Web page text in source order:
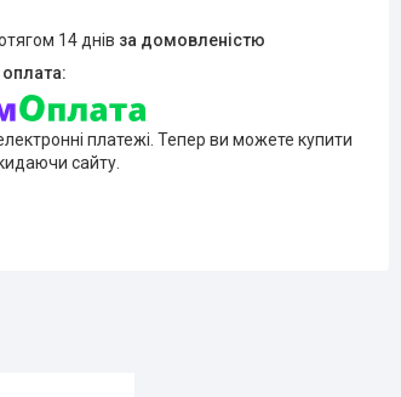
14 днів за домовленістю
платежі. Тепер ви можете купити
сайту.